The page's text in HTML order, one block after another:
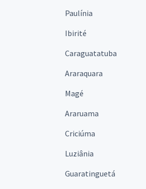
Paulínia
Ibirité
Caraguatatuba
Araraquara
Magé
Araruama
Criciúma
Luziânia
Guaratinguetá